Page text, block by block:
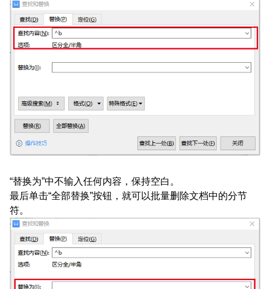
“替换为”中不输入任何内容，保持空白。
最后单击“全部替换”按钮，就可以批量删除文档中的分节
符。